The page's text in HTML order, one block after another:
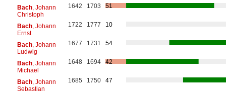
Bach, Johann
Christoph
1642 1703 51
Bach, Johann
Ernst
1722 1777 10
Bach, Johann
Ludwig
1677 1731 54
Bach, Johann
Michael
1648 1694 42
Bach, Johann
Sebastian
1685 1750 47